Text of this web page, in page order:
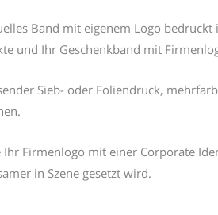
Band mit eigenem Logo
und Ihr Geschenkband mit
Sieb- oder Foliendruck,
Ihr Firmenlogo mit einer Corporate
in Szene gesetzt wird.